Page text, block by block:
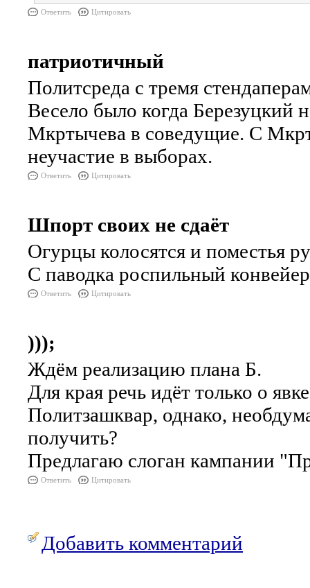
Ответить Цитировать
патриотичный
Политсреда с тремя
Весело было когда Березуцкий
Мкртычева в соведущие. С
неучастие в выборах.
Ответить Цитировать
Шпорт своих не сдаёт
Огурцы колосятся и поместья
С паводка роспильный
Ответить Цитировать
)));
Ждём реализацию плана Б.
Для края речь идёт только о
Политзашквар, однако,
получить?
Предлагаю слоган кампании
Ответить Цитировать
Добавить комментарий